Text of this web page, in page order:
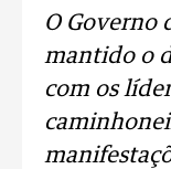
O Governo
mantido o
com os